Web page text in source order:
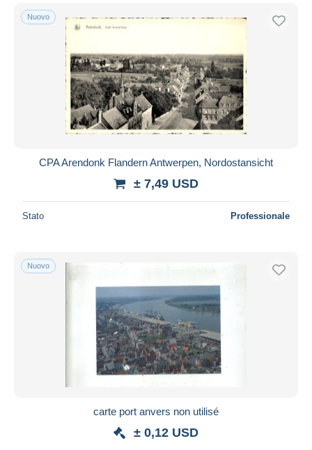
Nuovo
CPA Arendonk Flandern Antwerpen, Nordostansicht
± 7,49 USD
Stato Professionale
Nuovo
carte port anvers non utilisé
± 0,12 USD